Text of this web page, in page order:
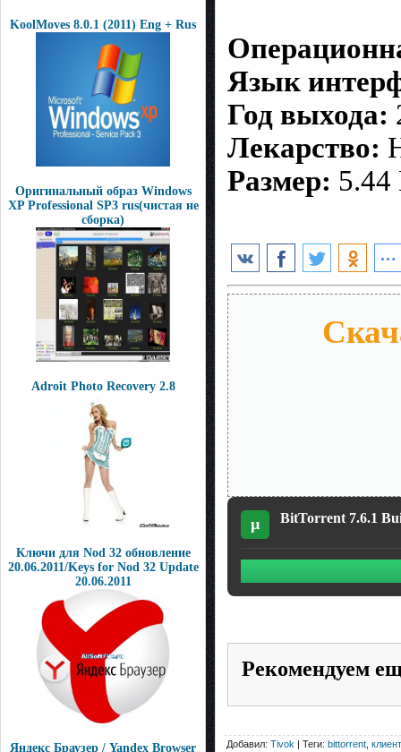
KoolMoves 8.0.1 (2011) Eng + Rus
Оригинальный образ Windows
XP Professional SP3 rus(чистая не
сборка)
Adroit Photo Recovery 2.8
Ключи для Nod 32 обновление
20.06.2011/Keys for Nod 32 Update
20.06.2011
Яндекс Браузер / Yandex Browser
Язык
Год выхода:
Лекарство:
Размер: 5.44
µ BitTorrent 7.6.1
Рекомендуем
Добавил: Tivok | Теги: bittorrent